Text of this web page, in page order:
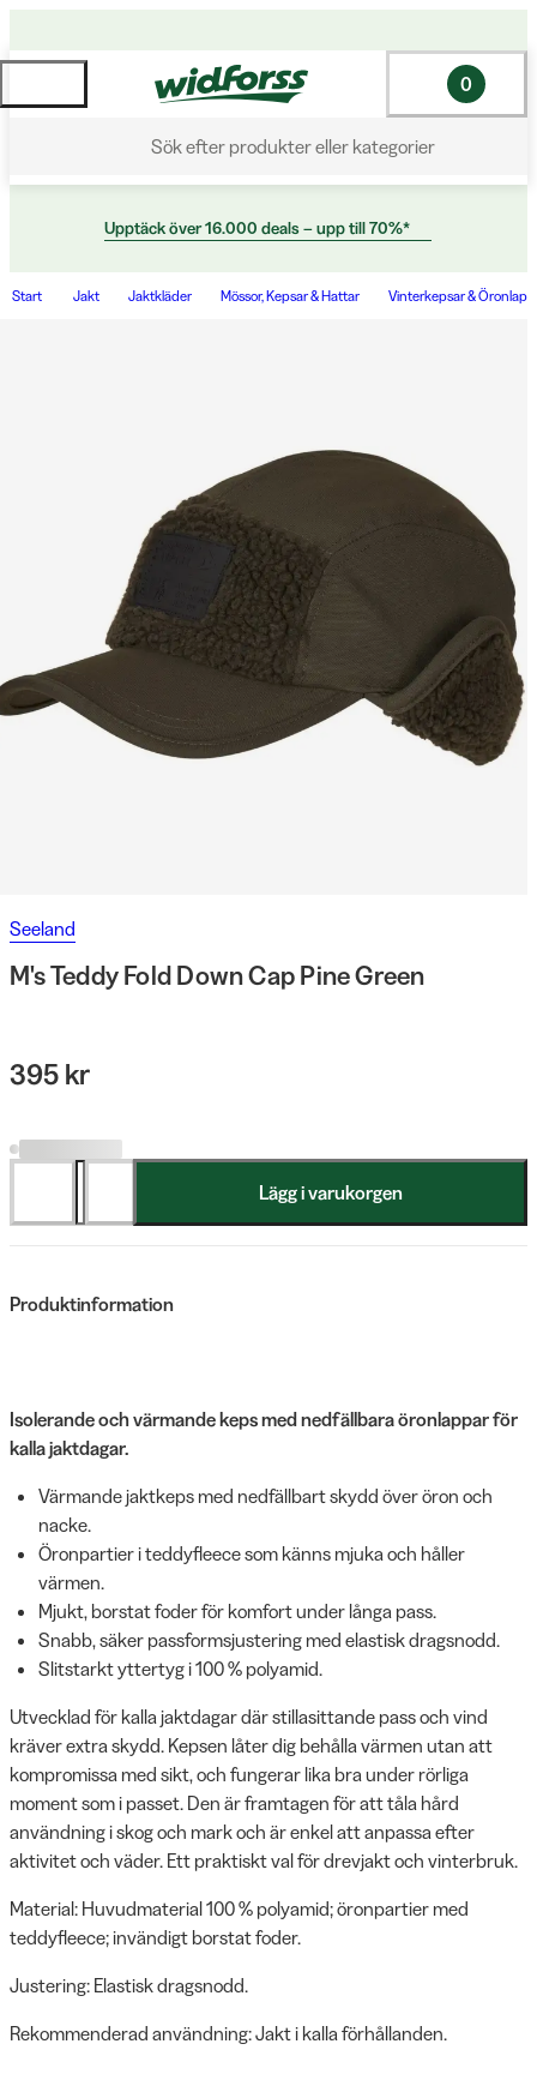
Sök efter produkter eller kategorier
0
Upptäck över 16.000 deals – upp till 70%*
Start Jakt Jaktkläder Mössor, Kepsar & Hattar Vinterkepsar &
Seeland
M's Teddy Fold Down Cap Pine Green
395 kr
Lägg i varukorgen
Produktinformation
Isolerande och värmande keps med nedfällbara öronlappar för
kalla jaktdagar.
Värmande jaktkeps med nedfällbart skydd över öron och
nacke.
Öronpartier i teddyfleece som känns mjuka och håller
värmen.
Mjukt, borstat foder för komfort under långa pass.
Snabb, säker passformsjustering med elastisk dragsnodd.
Slitstarkt yttertyg i 100 % polyamid.
Utvecklad för kalla jaktdagar där stillasittande pass och vind
kräver extra skydd. Kepsen låter dig behålla värmen utan att
kompromissa med sikt, och fungerar lika bra under rörliga
moment som i passet. Den är framtagen för att tåla hård
användning i skog och mark och är enkel att anpassa efter
aktivitet och väder. Ett praktiskt val för drevjakt och vinterbruk.
Material: Huvudmaterial 100 % polyamid; öronpartier med
teddyfleece; invändigt borstat foder.
Justering: Elastisk dragsnodd.
Rekommenderad användning: Jakt i kalla förhållanden.